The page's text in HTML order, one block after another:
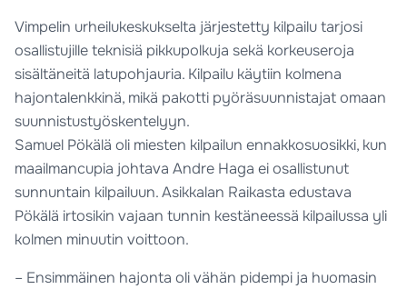
Vimpelin urheilukeskukselta järjestetty kilpailu tarjosi
osallistujille teknisiä pikkupolkuja sekä korkeuseroja
sisältäneitä latupohjauria. Kilpailu käytiin kolmena
hajontalenkkinä, mikä pakotti pyöräsuunnistajat omaan
suunnistustyöskentelyyn.
Samuel Pökälä oli miesten kilpailun ennakkosuosikki, kun
maailmancupia johtava Andre Haga ei osallistunut
sunnuntain kilpailuun. Asikkalan Raikasta edustava
Pökälä irtosikin vajaan tunnin kestäneessä kilpailussa yli
kolmen minuutin voittoon.
– Ensimmäinen hajonta oli vähän pidempi ja huomasin